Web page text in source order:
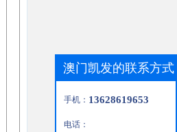
基硅烷欢迎询价
价
酚钠欢迎询价澳门凯发的联系方式
手机： 13628619653
电话：